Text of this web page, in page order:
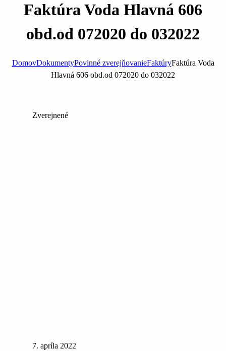
Faktúra Voda Hlavná 606
obd.od 072020 do 032022
DomovDokumentyPovinné zverejňovanieFaktúryFaktúra Voda
Hlavná 606 obd.od 072020 do 032022
Zverejnené
7. apríla 2022